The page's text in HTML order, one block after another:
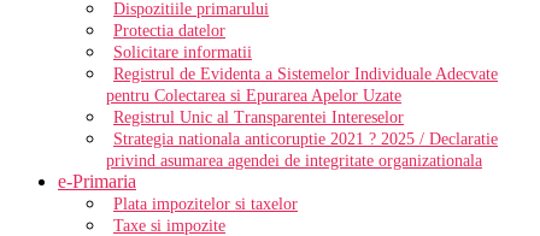
Dispozitiile primarului
Protectia datelor
Solicitare informatii
Registrul de Evidenta a Sistemelor Individuale Adecvate
pentru Colectarea si Epurarea Apelor Uzate
Registrul Unic al Transparentei Intereselor
Strategia nationala anticoruptie 2021 ? 2025 / Declaratie
privind asumarea agendei de integritate organizationala
e-Primaria
Plata impozitelor si taxelor
Taxe si impozite